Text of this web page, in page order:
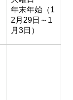
年末年始（1
2月29日～1
月3日）